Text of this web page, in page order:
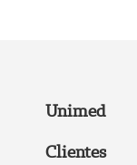
Unimed
Clientes